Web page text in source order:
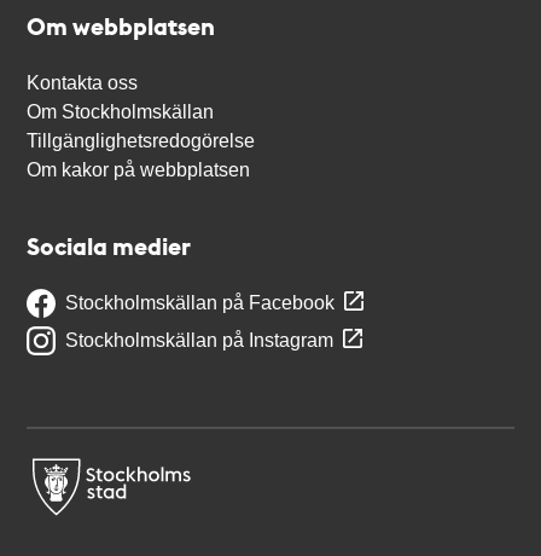
Om webbplatsen
Kontakta oss
Om Stockholmskällan
Tillgänglighetsredogörelse
Om kakor på webbplatsen
Sociala medier
Stockholmskällan på Facebook
Stockholmskällan på Instagram